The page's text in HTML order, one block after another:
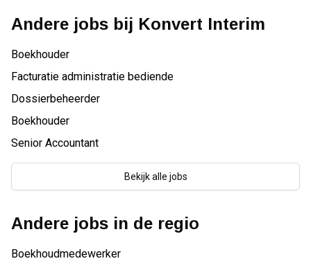
Andere jobs bij Konvert Interim
Boekhouder
Facturatie administratie bediende
Dossierbeheerder
Boekhouder
Senior Accountant
Bekijk alle jobs
Andere jobs in de regio
Boekhoudmedewerker